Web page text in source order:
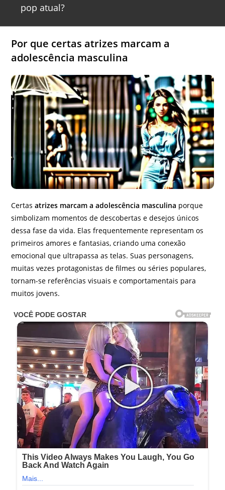
pop atual?
Por que certas atrizes marcam a
adolescência masculina
Certasatrizes marcam a adolescência masculina porque
simbolizam momentos de descobertas e desejos únicos
dessa fase da vida. Elas frequentemente representam os
primeiros amores e fantasias, criando uma conexão
emocional que ultrapassa as telas. Suas personagens,
muitas vezes protagonistas de filmes ou séries populares,
tornam-se referências visuais e comportamentais para
muitos jovens.